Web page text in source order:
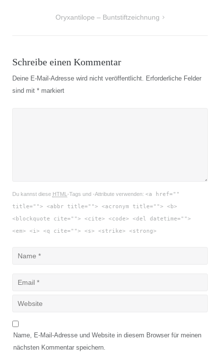
Oryxantilope – Buntstiftzeichnung
Schreibe einen Kommentar
Deine E-Mail-Adresse wird nicht veröffentlicht. Erforderliche Felder
sind mit *markiert
Du kannst diese HTML -Tags und -Attribute verwenden: <a href=""
title=""> <abbr title=""> <acronym title=""> <b>
<blockquote cite=""> <cite> <code> <del datetime="">
<em> <i> <q cite=""> <s> <strike> <strong>
Name, E-Mail-Adresse und Website in diesem Browser für meinen
nächsten Kommentar speichern.